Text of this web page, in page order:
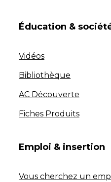
Éducation &
Vidéos
Bibliothèque
AC Découverte
Fiches Produits
Emploi & insertion
Vous cherchez un